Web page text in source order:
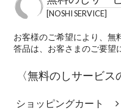
NOSHI SERVICE
お客様のご希望により、無
答品は、お客さまのご要望
〈無料のしサービス
ショッピングカート